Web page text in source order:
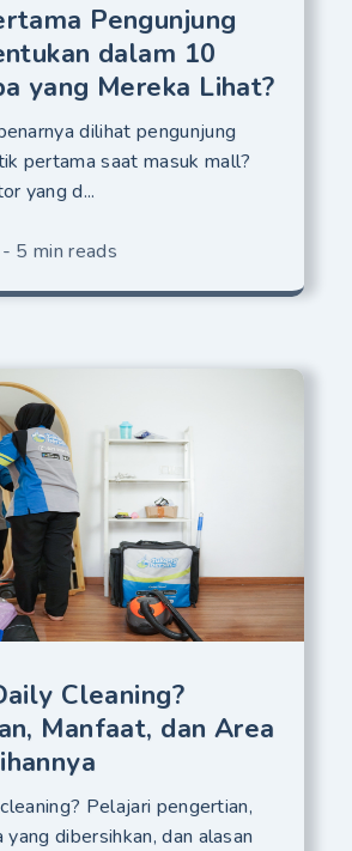
Pengunjung
dalam 10
yang Mereka Lihat?
dilihat pengunjung
pertama saat masuk mall?
yang d...
5 min reads
Cleaning?
Manfaat, dan Area
Pelajari pengertian,
yang dibersihkan, dan alasan